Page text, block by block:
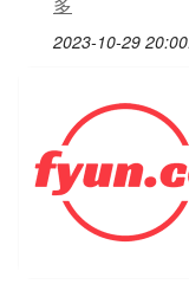
2023-10-29